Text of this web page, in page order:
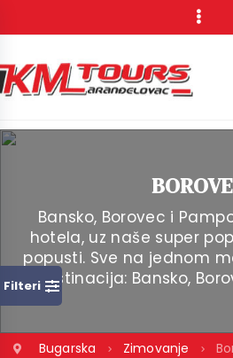
Bansko, Borovec i
hotela, uz naše super
popusti. Sve na jednom
destinacija: Bansko,
Bugarska Zimovanje
Filteri